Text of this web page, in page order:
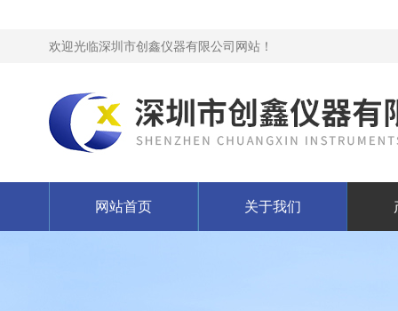
欢迎光临深圳市创鑫仪器有限公司网站！
网站首页 关于我们